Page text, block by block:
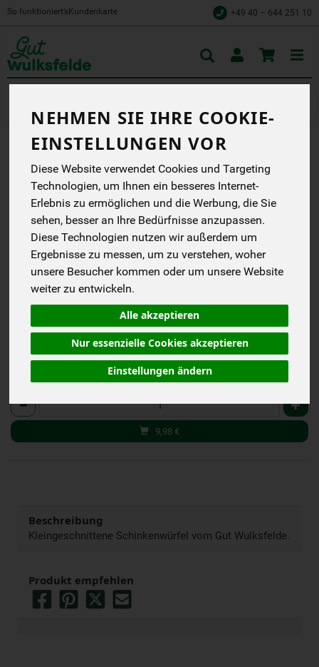
NEHMEN SIE IHRE COOKIE-
EINSTELLUNGEN VOR
Diese Website verwendet Cookies und Targeting
Technologien, um Ihnen ein besseres Internet-
Erlebnis zu ermöglichen und die Werbung, die Sie
sehen, besser an Ihre Bedürfnisse anzupassen.
Diese Technologien nutzen wir außerdem um
Ergebnisse zu messen, um zu verstehen, woher
unsere Besucher kommen oder um unsere Website
weiter zu entwickeln.
Alle akzeptieren
Nur essenzielle Cookies akzeptieren
Einstellungen ändern
So funktioniert’s Kundenkarte +49 40 – 644 251 10
SCHINKENWÜRFEL CA.
250 G WULKSFELDE
Gut Wulksfelde
DB
9,98 € * / Stk
39,90 € / kg
(39,90 € / kg)
inkl. 7% MwSt.
Stück
Anzahl
9,98 €
Beschreibung
Kleingeschnittene Schinkenwürfel vom Gut Wulksfelde.
Produkt empfehlen
Toggle
cart